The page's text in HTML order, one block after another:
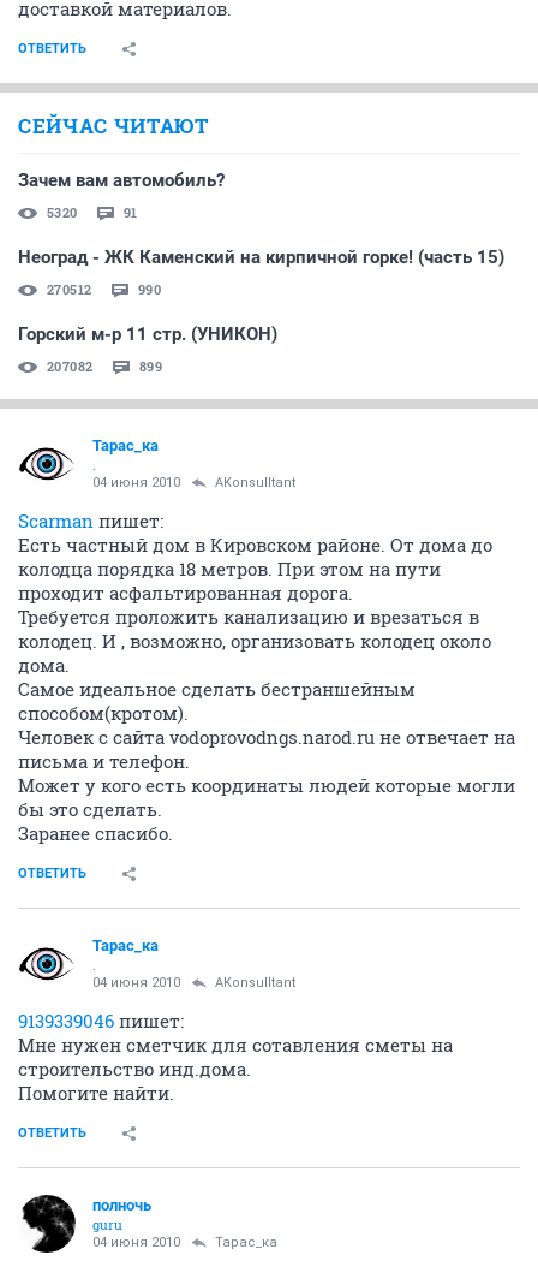
доставкой материалов.
ОТВЕТИТЬ
СЕЙЧАС ЧИТАЮТ
Зачем вам автомобиль?
5320 91
Неоград - ЖК Каменский на кирпичной горке! (часть 15)
270512 990
Горский м-р 11 стр. (УНИКОН)
207082 899
Тарас_ка
04 июня 2010 AKonsulltant
Scarman пишет:
Есть частный дом в Кировском районе. От дома до
колодца порядка 18 метров. При этом на пути
проходит асфальтированная дорога.
Требуется проложить канализацию и врезаться в
колодец. И , возможно, организовать колодец около
дома.
Самое идеальное сделать бестраншейным
способом(кротом).
Человек с сайта vodoprovodngs.narod.ru не отвечает на
письма и телефон.
Может у кого есть координаты людей которые могли
бы это сделать.
Заранее спасибо.
ОТВЕТИТЬ
Тарас_ка
04 июня 2010 AKonsulltant
9139339046 пишет:
Мне нужен сметчик для сотавления сметы на
строительство инд.дома.
Помогите найти.
ОТВЕТИТЬ
полночь
guru
04 июня 2010 Тарас_ка